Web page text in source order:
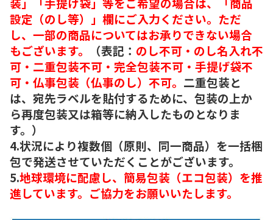
設定（のし等）」欄にご入力ください。ただ
し、一部の商品についてはお承りできない場合
もございます。
（表記： のし不可・のし名入れ不
可・二重包装不可・完全包装不可・手提げ袋不
可・仏事包装（仏事のし）不可。 二重包装と
は、宛先ラベルを貼付するために、包装の上か
ら再度包装又は箱等に納入したものとなりま
す。）
4.状況により複数個（原則、同一商品）を一括梱
包で発送させていただくことがございます。
5.地球環境に配慮し、簡易包装（エコ包装）を推
進しています。ご協力をお願いいたします。